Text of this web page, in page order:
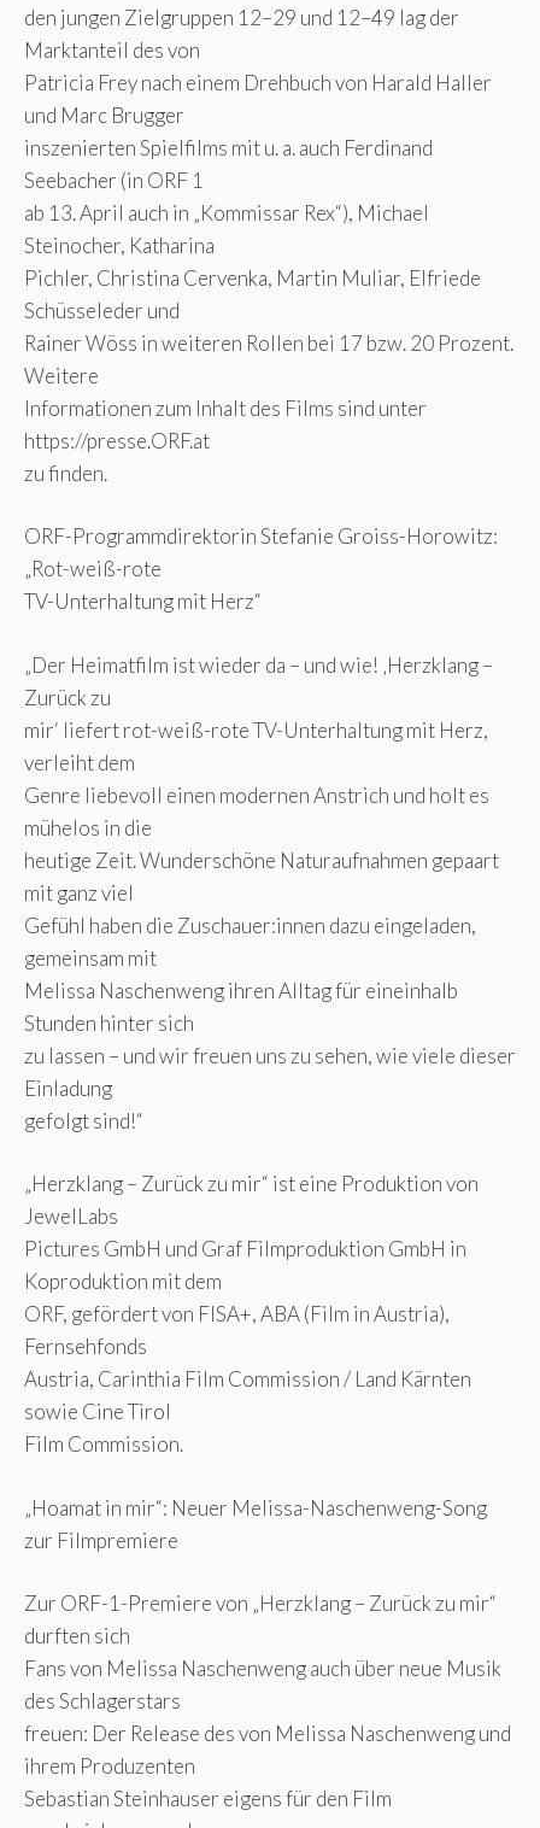
den jungen Zielgruppen 12–29 und 12–49 lag der
Marktanteil des von
Patricia Frey nach einem Drehbuch von Harald Haller
und Marc Brugger
inszenierten Spielfilms mit u. a. auch Ferdinand
Seebacher (in ORF 1
ab 13. April auch in „Kommissar Rex“), Michael
Steinocher, Katharina
Pichler, Christina Cervenka, Martin Muliar, Elfriede
Schüsseleder und
Rainer Wöss in weiteren Rollen bei 17 bzw. 20 Prozent.
Weitere
Informationen zum Inhalt des Films sind unter
https://presse.ORF.at
zu finden.
ORF-Programmdirektorin Stefanie Groiss-Horowitz:
„Rot-weiß-rote
TV-Unterhaltung mit Herz“
„Der Heimatfilm ist wieder da – und wie! ‚Herzklang –
Zurück zu
mir‘ liefert rot-weiß-rote TV-Unterhaltung mit Herz,
verleiht dem
Genre liebevoll einen modernen Anstrich und holt es
mühelos in die
heutige Zeit. Wunderschöne Naturaufnahmen gepaart
mit ganz viel
Gefühl haben die Zuschauer:innen dazu eingeladen,
gemeinsam mit
Melissa Naschenweng ihren Alltag für eineinhalb
Stunden hinter sich
zu lassen – und wir freuen uns zu sehen, wie viele dieser
Einladung
gefolgt sind!“
„Herzklang – Zurück zu mir“ ist eine Produktion von
JewelLabs
Pictures GmbH und Graf Filmproduktion GmbH in
Koproduktion mit dem
ORF, gefördert von FISA+, ABA (Film in Austria),
Fernsehfonds
Austria, Carinthia Film Commission / Land Kärnten
sowie Cine Tirol
Film Commission.
„Hoamat in mir“: Neuer Melissa-Naschenweng-Song
zur Filmpremiere
Zur ORF-1-Premiere von „Herzklang – Zurück zu mir“
durften sich
Fans von Melissa Naschenweng auch über neue Musik
des Schlagerstars
freuen: Der Release des von Melissa Naschenweng und
ihrem Produzenten
Sebastian Steinhauser eigens für den Film